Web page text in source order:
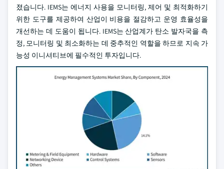
졌습니다. IEMS는 에너지 사용을 모니터링, 제어 및 최적화하기
위한 도구를 제공하여 산업이 비용을 절감하고 운영 효율성을
개선하는 데 도움이 됩니다. IEMS는 산업계가 탄소 발자국을 측
정, 모니터링 및 최소화하는 데 중추적인 역할을 하므로 지속 가
능성 이니셔티브에 필수적인 투자입니다.